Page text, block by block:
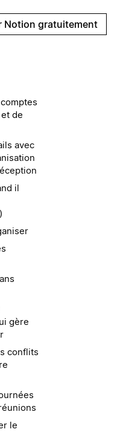
Notion gratuitement
de
avec
il
gère
conflits
le